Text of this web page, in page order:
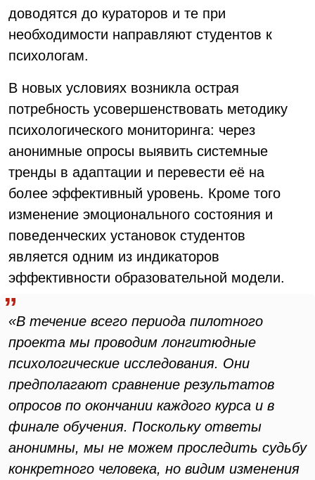
доводятся до кураторов и те при
необходимости направляют студентов к
психологам.
В новых условиях возникла острая
потребность усовершенствовать методику
психологического мониторинга: через
анонимные опросы выявить системные
тренды в адаптации и перевести её на
более эффективный уровень. Кроме того
изменение эмоционального состояния и
поведенческих установок студентов
является одним из индикаторов
эффективности образовательной модели.
«В течение всего периода пилотного
проекта мы проводим лонгитюдные
психологические исследования. Они
предполагают сравнение результатов
опросов по окончании каждого курса и в
финале обучения. Поскольку ответы
анонимны, мы не можем проследить судьбу
конкретного человека, но видим изменения